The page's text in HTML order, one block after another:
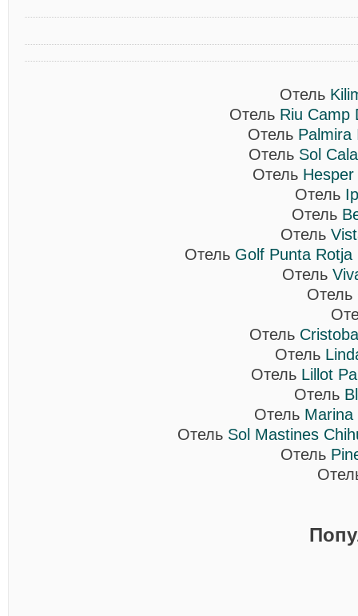
Отель
Отель Riu Camp
Отель Palmira
Отель Sol
Отель
Отель
Отель
Отель
Отель Golf Punta Rotja
Отель
Отель
Отель
Отель
Отель Lillot
Отель
Отель Marina
Отель Sol Mastines
Отель